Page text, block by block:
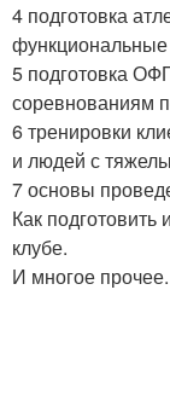
4 подготовка
5 подготовка
соревнованиям
6 тренировки
и людей с
7 основы
Как
клубе.
И многое прочее.